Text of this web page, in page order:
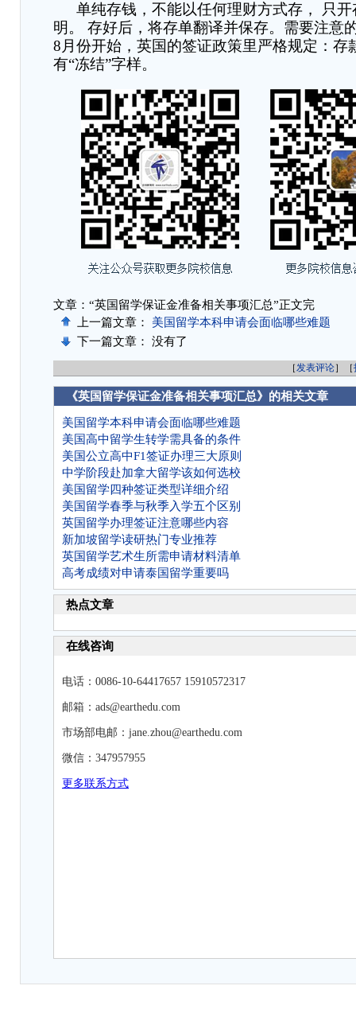
单纯存钱，不能以任何理财方式存 ，
只
明。
存好后，将存单翻译并保存。需要注意
8月份开始，英国的签证政策里严格规定：存
有“冻结”字样。
文章：“英国留学保证金准备相关事项汇总”正文完
上一篇文章： 美国留学本科申请会面临哪些难题
下一篇文章： 没有了
［ 发表评论］［
《英国留学保证金准备相关事项汇总》的相关文章
美国留学本科申请会面临哪些难题
美国高中留学生转学需具备的条件
美国公立高中F1签证办理三大原则
中学阶段赴加拿大留学该如何选校
美国留学四种签证类型详细介绍
美国留学春季与秋季入学五个区别
英国留学办理签证注意哪些内容
新加坡留学读研热门专业推荐
英国留学艺术生所需申请材料清单
高考成绩对申请泰国留学重要吗
热点文章
在线咨询